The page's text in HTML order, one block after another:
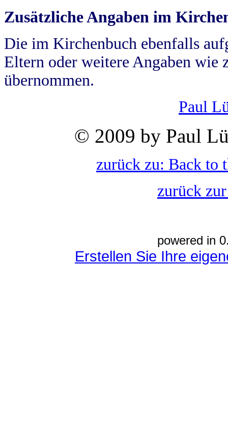
Zusätzliche Angaben im
Die im Kirchenbuch ebenfalls
Eltern oder weitere Angaben wie
übernommen.
Paul
© 2009 by Paul
zurück zu: Back to
zurück
powered in
Erstellen Sie Ihre